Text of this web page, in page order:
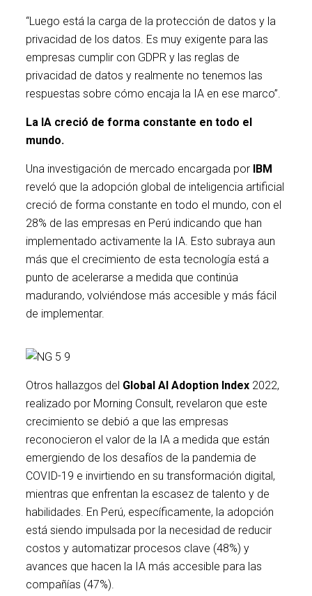
“Luego está la carga de la protección de datos y la
privacidad de los datos. Es muy exigente para las
empresas cumplir con GDPR y las reglas de
privacidad de datos y realmente no tenemos las
respuestas sobre cómo encaja la IA en ese marco”.
La IAcreció de forma constante en todo el
mundo.
Una investigación de mercado encargada por IBM
reveló que la adopción global de inteligencia artificial
creció de forma constante en todo el mundo, con el
28% de las empresas en Perú indicando que han
implementado activamente la IA. Esto subraya aun
más que el crecimiento de esta tecnología está a
punto de acelerarse a medida que continúa
madurando, volviéndose más accesible y más fácil
de implementar.
Otros hallazgos del Global AI Adoption Index2022,
realizado por Morning Consult, revelaron que este
crecimiento se debió a que las empresas
reconocieron el valor de la IA a medida que están
emergiendo de los desafíos de la pandemia de
COVID-19 e invirtiendo en su transformación digital,
mientras que enfrentan la escasez de talento y de
habilidades. En Perú, específicamente, la adopción
está siendo impulsada por la necesidad de reducir
costos y automatizar procesos clave (48%) y
avances que hacen la IA más accesible para las
compañías (47%).